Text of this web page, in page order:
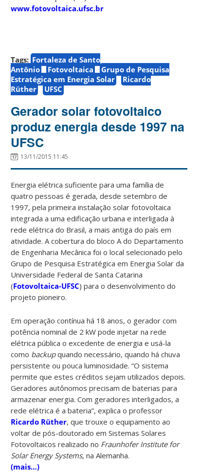
www.fotovoltaica.ufsc.br
Tags: Fortaleza de Santo
Antônio
Fotovoltaica
Grupo de Pesquisa
Estratégica em Energia Solar
Ricardo
Rüther
UFSC
Gerador solar fotovoltaico
produz energia desde 1997 na
UFSC
13/11/2015 11:45
Energia elétrica suficiente para uma família de
quatro pessoas é gerada, desde setembro de
1997, pela primeira instalação solar fotovoltaica
integrada a uma edificação urbana e interligada à
rede elétrica do Brasil, a mais antiga do país em
atividade. A cobertura do bloco A do Departamento
de Engenharia Mecânica foi o local selecionado pelo
Grupo de Pesquisa Estratégica em Energia Solar da
Universidade Federal de Santa Catarina
(Fotovoltaica-UFSC) para o desenvolvimento do
projeto pioneiro.
Em operação contínua há 18 anos, o gerador com
potência nominal de 2 kW pode injetar na rede
elétrica pública o excedente de energia e usá-la
como backupquando necessário, quando há chuva
persistente ou pouca luminosidade. “O sistema
permite que estes créditos sejam utilizados depois.
Geradores autônomos precisam de baterias para
armazenar energia. Com geradores interligados, a
rede elétrica é a bateria”, explica o professor
Ricardo Rüther, que trouxe o equipamento ao
voltar de pós-doutorado em Sistemas Solares
Fotovoltaicos realizado no Fraunhofer Institute for
Solar Energy Systems, na Alemanha.
(mais…)